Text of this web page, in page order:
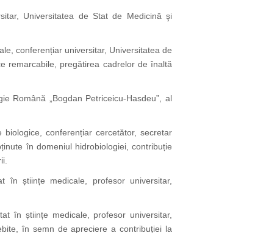
Universitatea de Stat de Medicină şi
conferențiar universitar, Universitatea de
remarcabile, pregătirea cadrelor de înaltă
Română „Bogdan Petriceicu-Hasdeu”, al
biologice, conferențiar cercetător, secretar
în domeniul hidrobiologiei, contribuție
în științe medicale, profesor universitar,
în științe medicale, profesor universitar,
în semn de apreciere a contribuției la